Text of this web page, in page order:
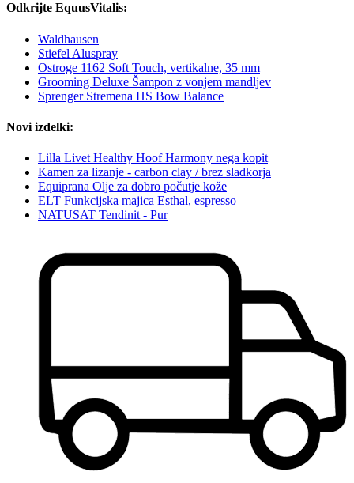
Odkrijte EquusVitalis:
Waldhausen
Stiefel Aluspray
Ostroge 1162 Soft Touch, vertikalne, 35 mm
Grooming Deluxe Šampon z vonjem mandljev
Sprenger Stremena HS Bow Balance
Novi izdelki:
Lilla Livet Healthy Hoof Harmony nega kopit
Kamen za lizanje - carbon clay / brez sladkorja
Equiprana Olje za dobro počutje kože
ELT Funkcijska majica Esthal, espresso
NATUSAT Tendinit - Pur